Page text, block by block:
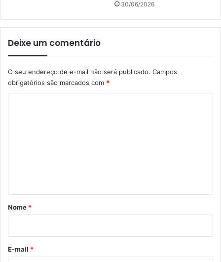
30/06/2026
Deixe um comentário
O seu endereço de e-mail não será publicado. Campos
obrigatórios são marcados com *
r
*
Nome *
E-mail *